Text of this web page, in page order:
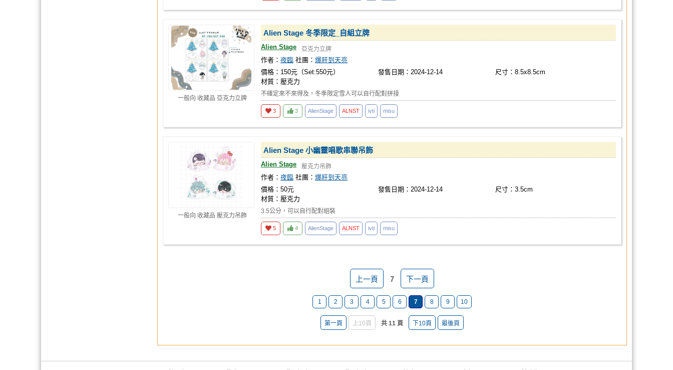
一般向 收藏品 亞克力立牌
Alien Stage 冬季限定_自組立牌
Alien Stage 亞克力立牌
作者： 夜臨 社團： 爆肝到天亮
價格：150元（Set:550元）
發售日期：2024-12-14
尺寸：8.5x8.5cm
材質：壓克力
不確定來不來得及，冬季限定雪人可以自行配對拼接
3 3 AlienStage ALNST ivti misu
一般向 收藏品 壓克力吊飾
Alien Stage 小幽靈唱歌串聯吊飾
Alien Stage 壓克力吊飾
作者： 夜臨 社團： 爆肝到天亮
價格：50元
發售日期：2024-12-14
尺寸：3.5cm
材質：壓克力
3.5公分，可以自行配對組裝
5 4 AlienStage ALNST ivti misu
上一頁 7 下一頁
1 2 3 4 5 6 7 8 9 10
第一頁 上10頁 共 11 頁 下10頁 最後頁